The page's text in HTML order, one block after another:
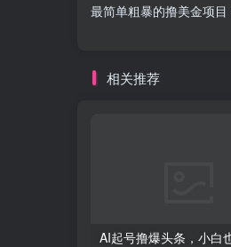
最简单粗暴的撸美金项
相关推荐